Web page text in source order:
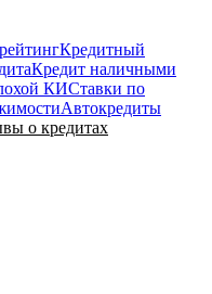
Кредитный
Кредит наличными
КИСтавки по
Автокредиты
о кредитах